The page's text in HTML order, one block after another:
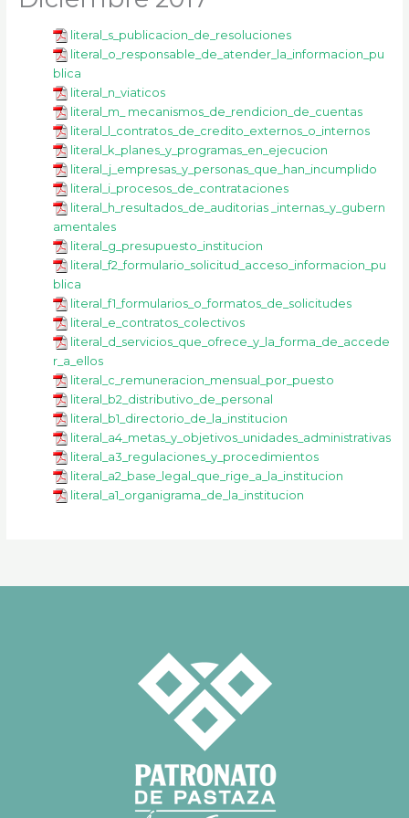
literal_s_publicacion_de_resoluciones
literal_o_responsable_de_atender_la_informacion_pu
blica
literal_n_viaticos
literal_m_ mecanismos_de_rendicion_de_cuentas
literal_l_contratos_de_credito_externos_o_internos
literal_k_planes_y_programas_en_ejecucion
literal_j_empresas_y_personas_que_han_incumplido
literal_i_procesos_de_contrataciones
literal_h_resultados_de_auditorias _internas_y_gubern
amentales
literal_g_presupuesto_institucion
literal_f2_formulario_solicitud_acceso_informacion_pu
blica
literal_f1_formularios_o_formatos_de_solicitudes
literal_e_contratos_colectivos
literal_d_servicios_que_ofrece_y_la_forma_de_accede
r_a_ellos
literal_c_remuneracion_mensual_por_puesto
literal_b2_distributivo_de_personal
literal_b1_directorio_de_la_institucion
literal_a4_metas_y_objetivos_unidades_administrativas
literal_a3_regulaciones_y_procedimientos
literal_a2_base_legal_que_rige_a_la_institucion
literal_a1_organigrama_de_la_institucion